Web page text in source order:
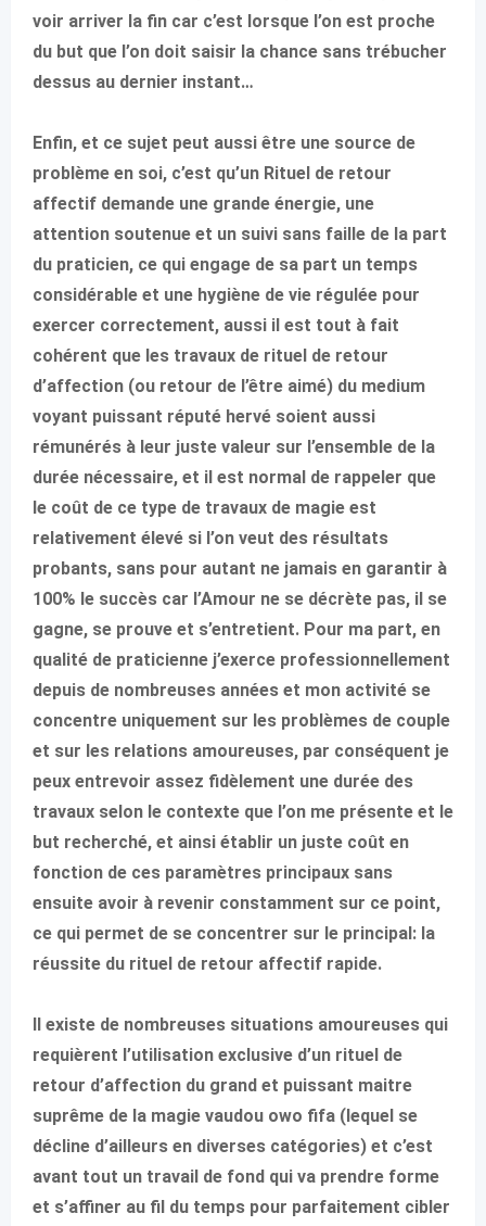
voir arriver la fin car c’est lorsque l’on est proche
du but que l’on doit saisir la chance sans trébucher
dessus au dernier instant…
Enfin, et ce sujet peut aussi être une source de
problème en soi, c’est qu’un Rituel de retour
affectif demande une grande énergie, une
attention soutenue et un suivi sans faille de la part
du praticien, ce qui engage de sa part un temps
considérable et une hygiène de vie régulée pour
exercer correctement, aussi il est tout à fait
cohérent que les travaux de rituel de retour
d’affection (ou retour de l’être aimé) du medium
voyant puissant réputé hervé soient aussi
rémunérés à leur juste valeur sur l’ensemble de la
durée nécessaire, et il est normal de rappeler que
le coût de ce type de travaux de magie est
relativement élevé si l’on veut des résultats
probants, sans pour autant ne jamais en garantir à
100% le succès car l’Amour ne se décrète pas, il se
gagne, se prouve et s’entretient. Pour ma part, en
qualité de praticienne j’exerce professionnellement
depuis de nombreuses années et mon activité se
concentre uniquement sur les problèmes de couple
et sur les relations amoureuses, par conséquent je
peux entrevoir assez fidèlement une durée des
travaux selon le contexte que l’on me présente et le
but recherché, et ainsi établir un juste coût en
fonction de ces paramètres principaux sans
ensuite avoir à revenir constamment sur ce point,
ce qui permet de se concentrer sur le principal: la
réussite du rituel de retour affectif rapide.
Il existe de nombreuses situations amoureuses qui
requièrent l’utilisation exclusive d’un rituel de
retour d’affection du grand et puissant maitre
suprême de la magie vaudou owo fifa (lequel se
décline d’ailleurs en diverses catégories) et c’est
avant tout un travail de fond qui va prendre forme
et s’affiner au fil du temps pour parfaitement cibler